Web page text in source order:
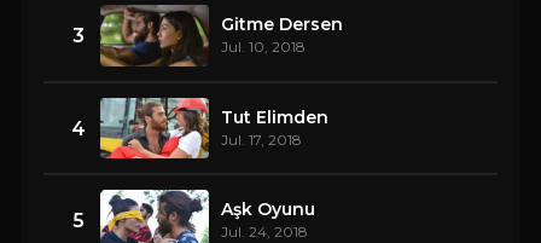
3 Gitme Dersen
Jul. 10, 2018
4 Tut Elimden
Jul. 17, 2018
5 Aşk Oyunu
Jul. 24, 2018